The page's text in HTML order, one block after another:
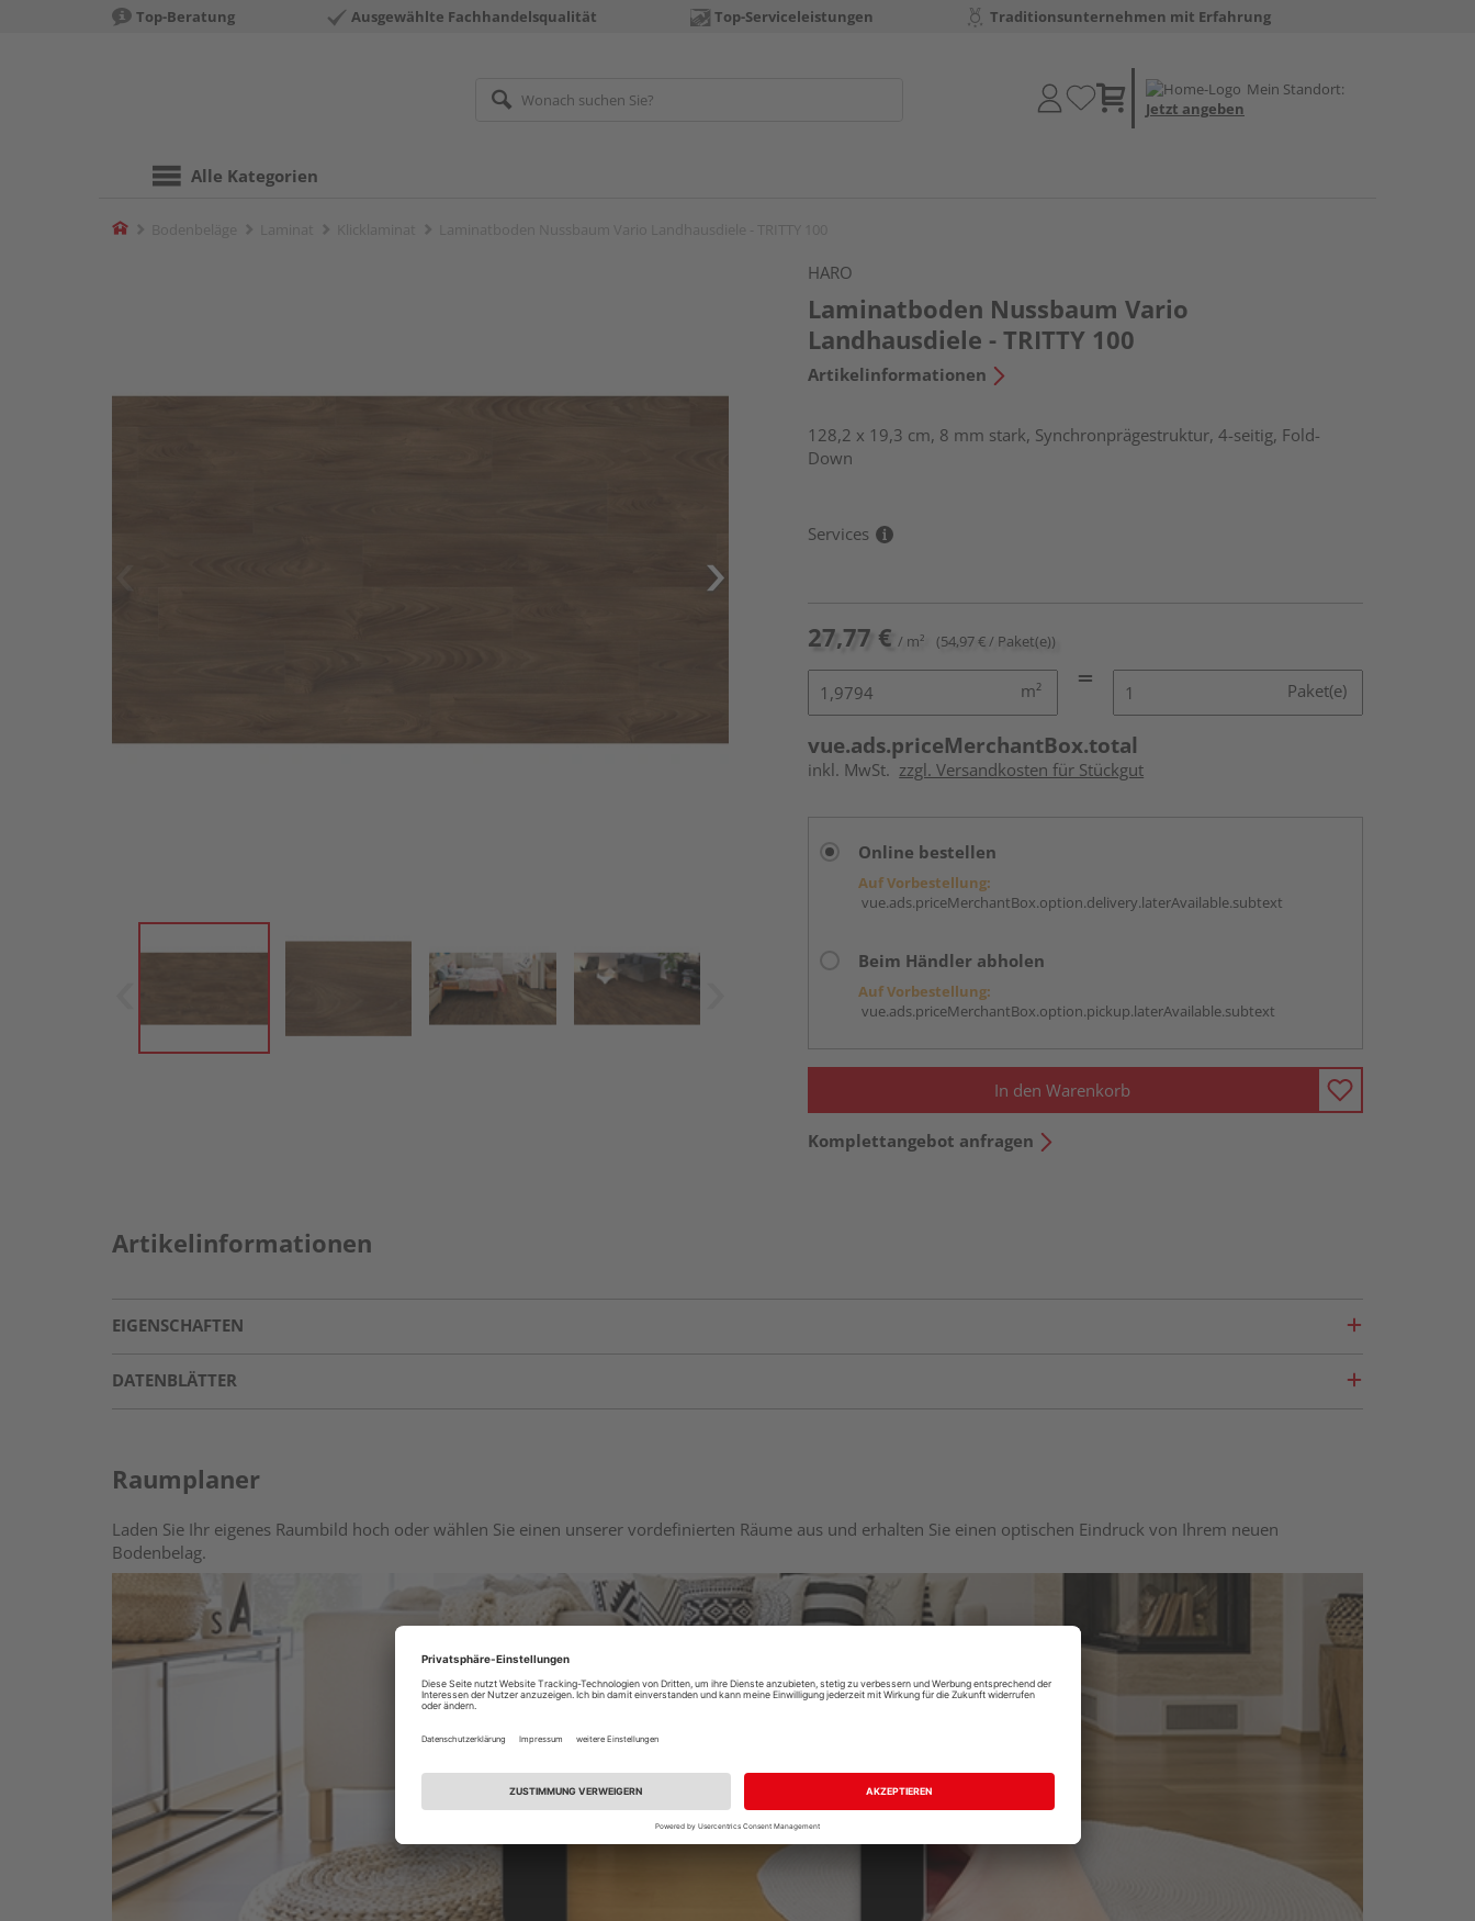
Top-Beratung Ausgewählte Fachhandelsqualität Top-Serviceleistungen Traditionsunternehmen mit Erfahrung
Mein Standort:
Jetzt angeben
Alle Kategorien
Home
HARO
Laminatboden Nussbaum Vario
Landhausdiele - TRITTY 100
Artikelinformationen
128,2 x 19,3 cm, 8 mm stark, Synchronprägestruktur, 4-seitig, Fold-
Down
Services
27,77 € / m² (54,97 € / Paket(e))
m² Paket(e)
vue.ads.priceMerchantBox.total
inkl. MwSt. zzgl. Versandkosten für Stückgut
Online bestellen
Auf Vorbestellung:
vue.ads.priceMerchantBox.option.delivery.laterAvailable.subtext
Beim Händler abholen
Auf Vorbestellung:
vue.ads.priceMerchantBox.option.pickup.laterAvailable.subtext
In den Warenkorb
Komplettangebot anfragen
Artikelinformationen
EIGENSCHAFTEN
DATENBLÄTTER
Raumplaner
Laden Sie Ihr eigenes Raumbild hoch oder wählen Sie einen unserer vordefinierten Räume aus und erhalten Sie einen optischen Eindruck von Ihrem neuen
Bodenbelag.
Raumplaner